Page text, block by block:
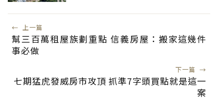
← 上一篇
幫三百萬租屋族劃重點 信義房屋：搬家這幾件
事必做
下一篇 →
七期猛虎發威房市攻頂 抓準7字頭買點就是這一
案